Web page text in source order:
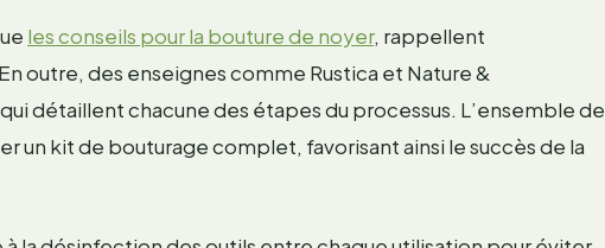
les conseils pour la bouture de noyer, rappellent
outre, des enseignes comme Rustica et Nature &
détaillent chacune des étapes du processus. L’ensemble de
kit de bouturage complet, favorisant ainsi le succès de la